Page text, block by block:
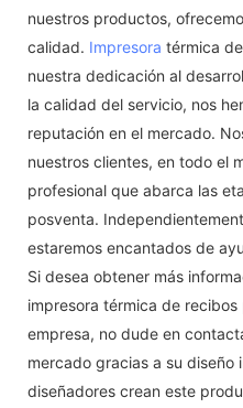
nuestros productos,
calidad. Impresora térmica
nuestra dedicación al
la calidad del servicio, nos
reputación en el mercado.
nuestros clientes, en todo el
profesional que abarca las
posventa.
estaremos encantados de
Si desea obtener más
impresora térmica de
empresa, no dude en
mercado gracias a su diseño
diseñadores crean este